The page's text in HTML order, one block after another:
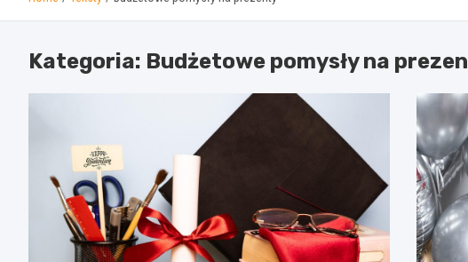
Kategoria: Budżetowe pomysły na